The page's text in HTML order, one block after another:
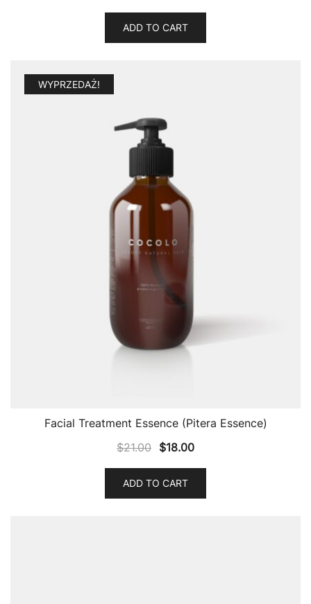
ADD TO CART
WYPRZEDAŻ!
Facial Treatment Essence (Pitera Essence)
$21.00 $18.00
ADD TO CART